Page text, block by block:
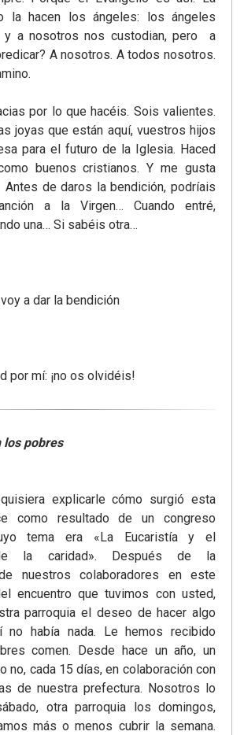
la hacen los ángeles: los ángeles
y a nosotros nos custodian, pero a
A nosotros. A todos nosotros.
por lo que hacéis. Sois valientes.
joyas que están aquí, vuestros hijos
para el futuro de la Iglesia. Haced
buenos cristianos. Y me gusta
de daros la bendición, podríais
a la Virgen… Cuando entré,
una… Si sabéis otra…
a dar la bendición
por mí: ¡no os olvidéis!
los pobres
explicarle cómo surgió esta
como resultado de un congreso
tema era «La Eucaristía y el
la caridad». Después de la
nuestros colaboradores en este
encuentro que tuvimos con usted,
parroquia el deseo de hacer algo
no había nada. Le hemos recibido
comen. Desde hace un año, un
no, cada 15 días, en colaboración con
de nuestra prefectura. Nosotros lo
otra parroquia los domingos,
más o menos cubrir la semana.